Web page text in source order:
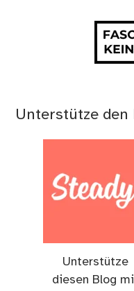
Unterstütze
Unterstütze
diesen Blog